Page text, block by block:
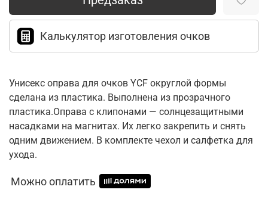
Калькулятор изготовления очков
Унисекс оправа для очков YCF округлой формы
сделана из пластика. Выполнена из прозрачного
пластика.Оправа с клипонами — солнцезащитными
насадками на магнитах. Их легко закрепить и снять
одним движением. В комплекте чехол и салфетка для
ухода.
Можно оплатить